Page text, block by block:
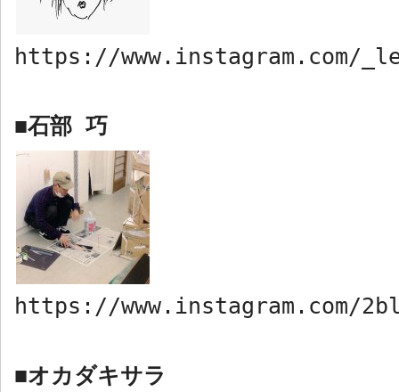
https://www.instagram.com/
■石部 巧
https://www.instagram.com/
■オカダキサラ